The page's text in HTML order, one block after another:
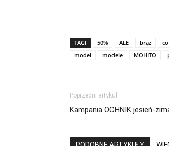
TAGI 50% ALE brąz co
model
modele MOHITO
Poprzedni artykuł
Kampania OCHNIK jesień-